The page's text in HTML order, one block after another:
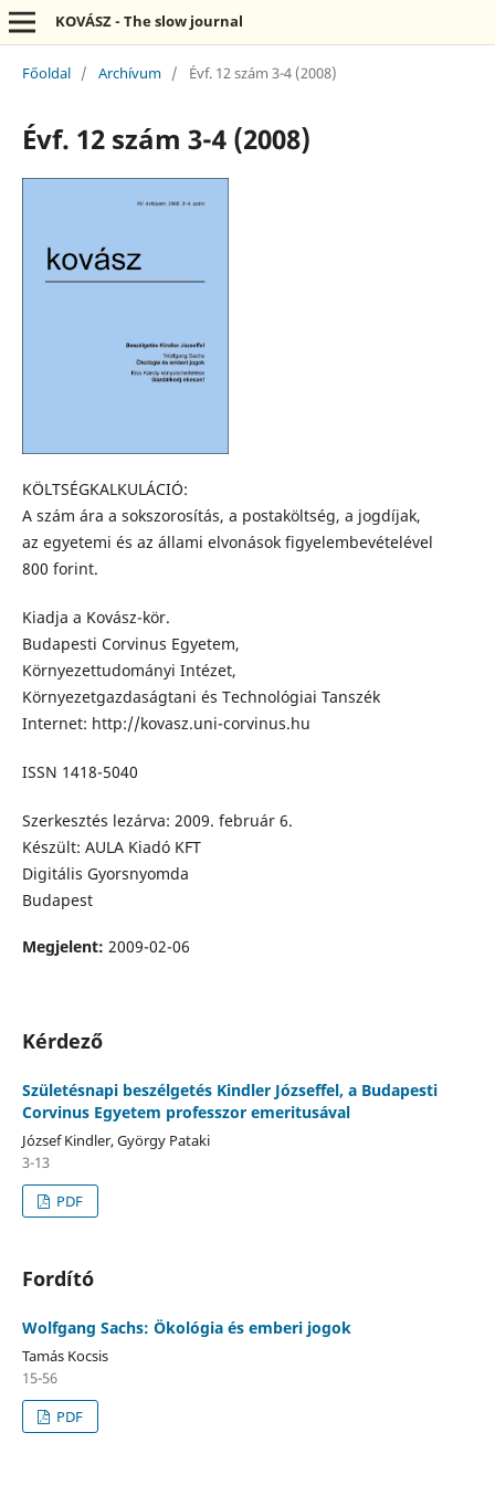
KOVÁSZ - The slow journal
Főoldal / Archívum / Évf. 12 szám 3-4 (2008)
Évf. 12 szám 3-4 (2008)
KÖLTSÉGKALKULÁCIÓ:
A szám ára a sokszorosítás, a postaköltség, a jogdíjak,
az egyetemi és az állami elvonások figyelembevételével
800 forint.
Kiadja a Kovász-kör.
Budapesti Corvinus Egyetem,
Környezettudományi Intézet,
Környezetgazdaságtani és Technológiai Tanszék
Internet: http://kovasz.uni-corvinus.hu
ISSN 1418-5040
Szerkesztés lezárva: 2009. február 6.
Készült: AULA Kiadó KFT
Digitális Gyorsnyomda
Budapest
Megjelent: 2009-02-06
Kérdező
Születésnapi beszélgetés Kindler Józseffel, a Budapesti
Corvinus Egyetem professzor emeritusával
József Kindler, György Pataki
3-13
PDF
Fordító
Wolfgang Sachs: Ökológia és emberi jogok
Tamás Kocsis
15-56
PDF